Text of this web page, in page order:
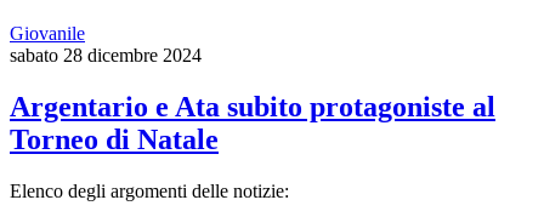
Giovanile
sabato 28 dicembre 2024
Argentario e Ata subito protagoniste al
Torneo di Natale
Elenco degli argomenti delle notizie: